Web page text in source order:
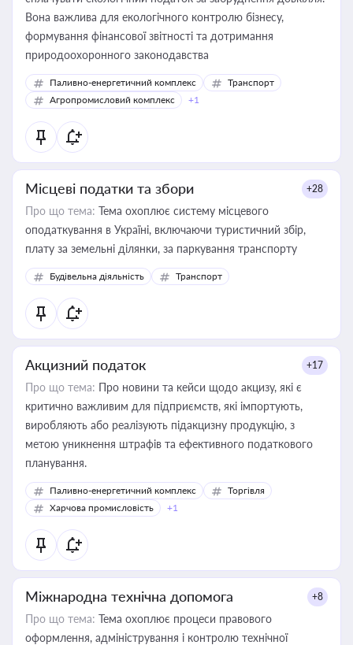
Вона важлива для екологічного контролю бізнесу,
формування фінансової звітності та дотримання
природоохоронного законодавства
Паливно-енергетичний комплекс
Транспорт
Агропромисловий комплекс
+1
Місцеві податки та збори +28
Про що тема: Тема охоплює систему місцевого
оподаткування в Україні, включаючи туристичний збір,
плату за земельні ділянки, за паркування транспорту
Будівельна діяльність Транспорт
Акцизний податок +17
Про що тема: Про новини та кейси щодо акцизу, які є
критично важливим для підприємств, які імпортують,
виробляють або реалізують підакцизну продукцію, з
метою уникнення штрафів та ефективного податкового
планування.
Паливно-енергетичний комплекс
Торгівля
Харчова промисловість
+1
Міжнародна технічна допомога +8
Про що тема: Тема охоплює процеси правового
оформлення, адміністрування і контролю технічної